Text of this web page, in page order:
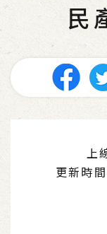
民
更新時